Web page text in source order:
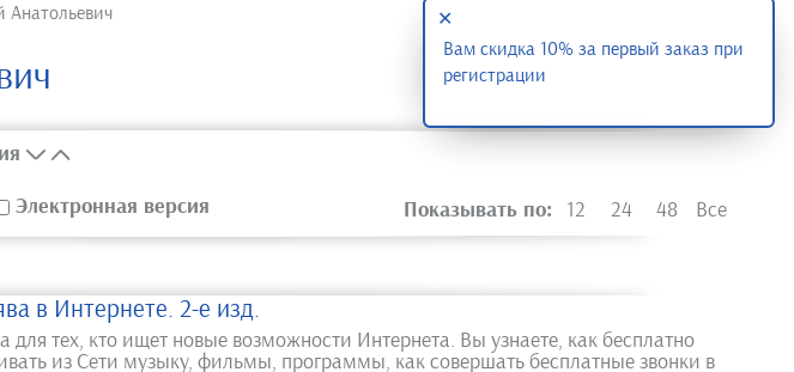
Анатольевич
Электронная версия Показывать по: 12 24 48 Все
в Интернете. 2-е изд.
для тех, кто ищет новые возможности Интернета. Вы узнаете, как бесплатно
из Сети музыку, фильмы, программы, как совершать бесплатные звонки в
Вам скидка 10% за первый заказ при
регистрации
✕